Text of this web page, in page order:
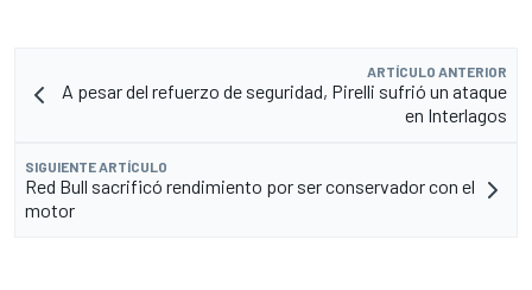
ARTÍCULO ANTERIOR
A pesar del refuerzo de seguridad, Pirelli sufrió un ataque
en Interlagos
SIGUIENTE ARTÍCULO
Red Bull sacrificó rendimiento por ser conservador con el
motor